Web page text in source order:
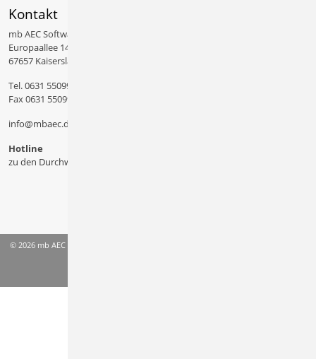
Kontakt
mb AEC Software GmbH
Europaallee 14
67657 Kaiserslautern
Tel.0631 550999 11
Fax 0631 550999 20
info@mbaec.de
Hotline
zu den Durchwahlen
© 2026 mb AEC Software GmbH